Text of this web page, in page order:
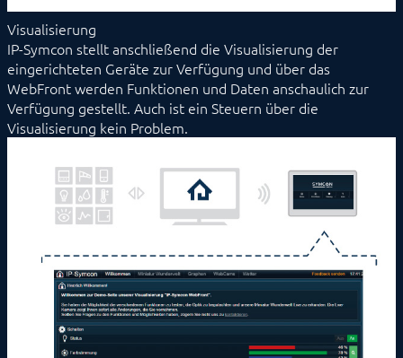
Visualisierung
IP-Symcon stellt anschließend die Visualisierung der
eingerichteten Geräte zur Verfügung und über das
WebFront werden Funktionen und Daten anschaulich zur
Verfügung gestellt. Auch ist ein Steuern über die
Visualisierung kein Problem.